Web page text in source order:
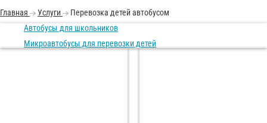
Главная Услуги
Перевозка детей автобусом
Автобусы для школьников
Микроавтобусы для перевозки детей